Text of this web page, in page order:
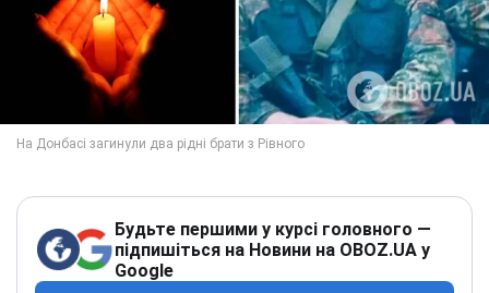
Будьте першими у курсі головного —
підпишіться на Новини на OBOZ.UA у
Google